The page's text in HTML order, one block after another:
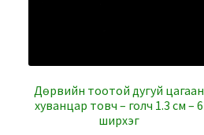
Дөрвийн тоотой дугуй цагаан
хуванцар товч – голч 1.3 см – 6
ширхэг